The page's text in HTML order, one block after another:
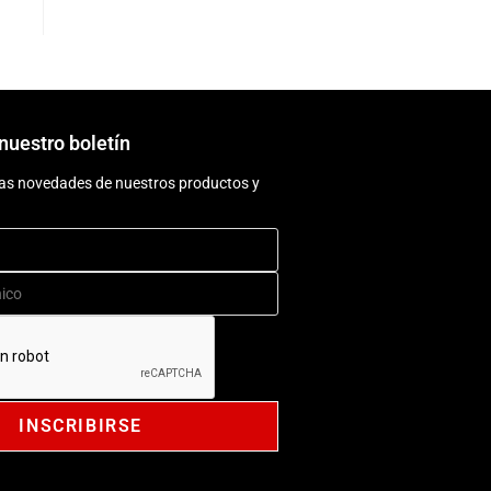
boletín
novedades de nuestros productos y